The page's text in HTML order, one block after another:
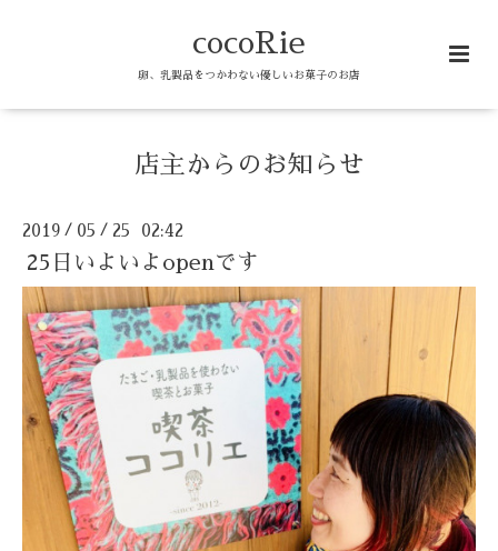
cocoRie
卵、乳製品をつかわない優しいお菓子のお店
店主からのお知らせ
2019 / 05 / 25 02:42
25日いよいよopenです